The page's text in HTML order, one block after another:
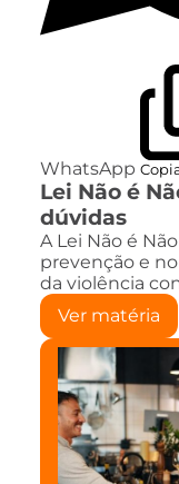
WhatsApp
Lei Não é
dúvidas
A Lei Não é
prevenção e
da violência
Ver matéria